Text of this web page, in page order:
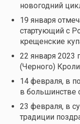
новогодний
19 января
стартующий с
крещенские
22 января 2023
(Черного)
14 февраля, в
в большинстве
23 февраля, в
традиции